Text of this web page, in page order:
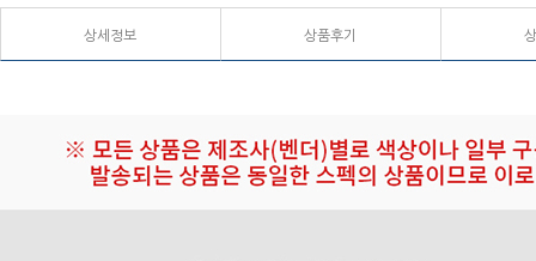
상세정보 상품후기